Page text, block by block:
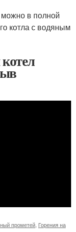
в полной
котла с водяным
прометей, Горения на